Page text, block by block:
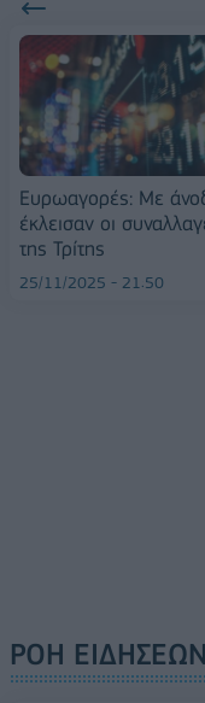
Ευρωαγορές: Με
έκλεισαν οι
της Τρίτης
25/11/2025 - 21:50
ΡΟΗ ΕΙΔΗΣΕΩΝ